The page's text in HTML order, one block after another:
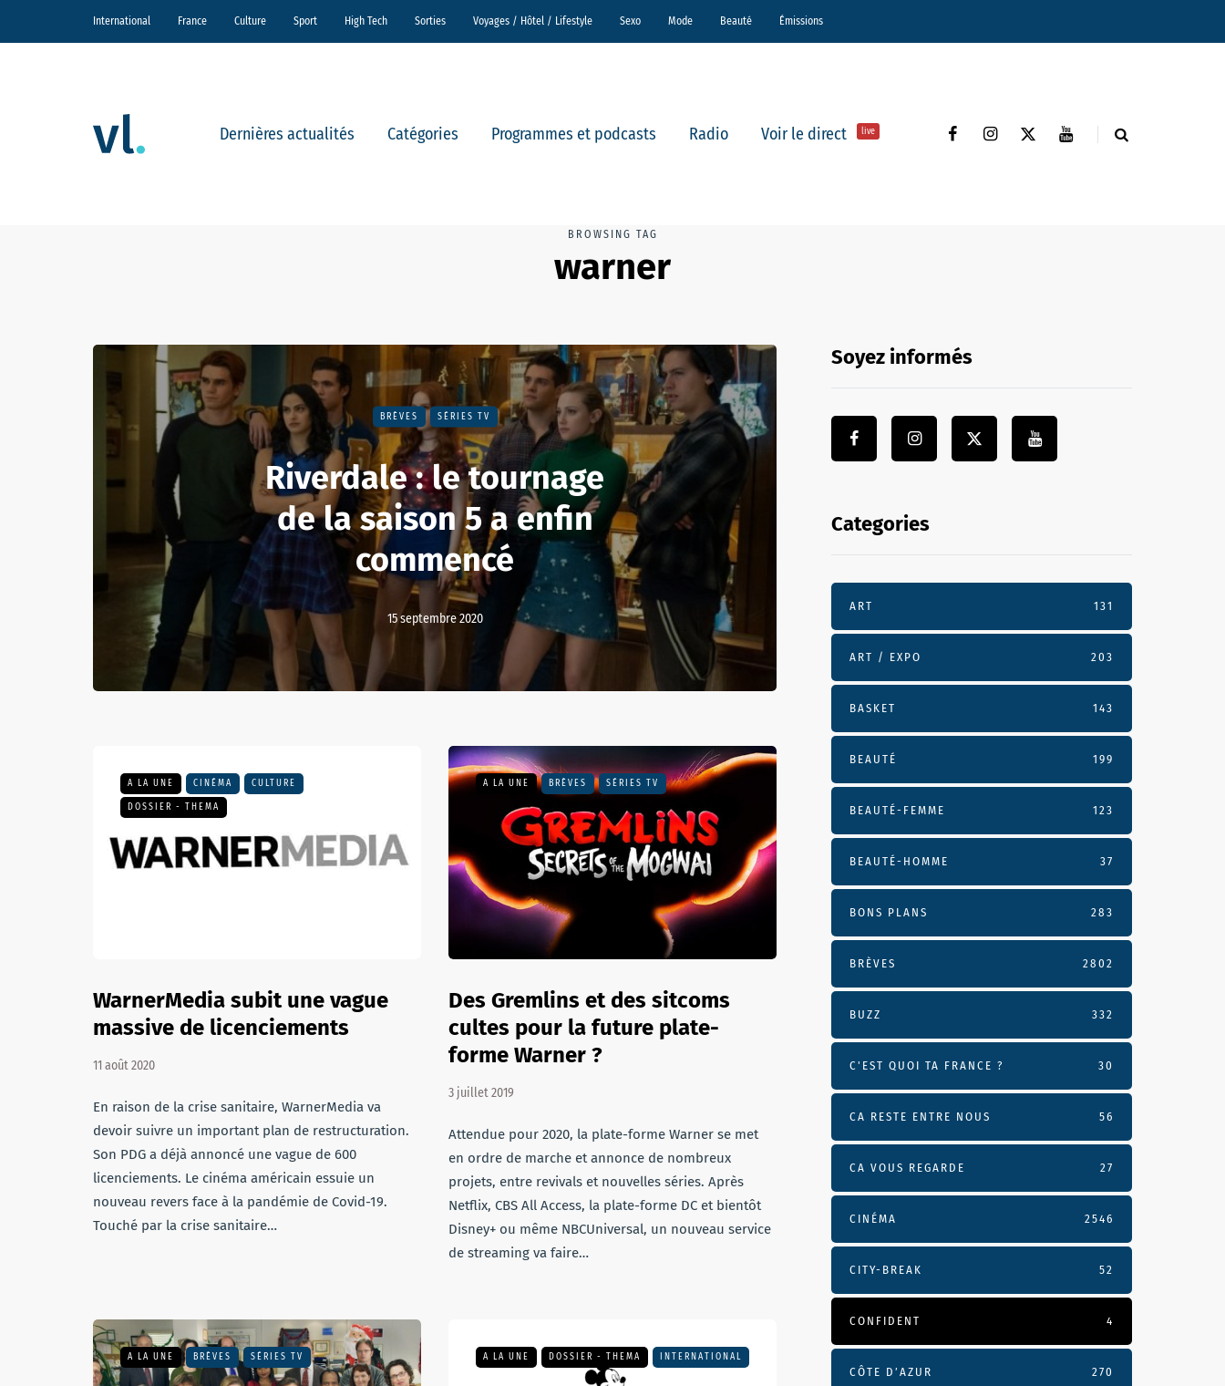
International France Culture Sport High Tech Sorties Voyages / Hôtel / Lifestyle Sexo Mode Beauté Émissions
Dernières actualités Catégories Programmes et podcasts Radio Voir le direct live
BROWSING TAG
warner
BRÈVES SÉRIES TV
Riverdale : le tournage
de la saison 5 a enfin
commencé
15 septembre 2020
A LA UNE CINÉMA CULTURE
DOSSIER - THEMA
WarnerMedia subit une vague
massive de licenciements
11 août 2020
En raison de la crise sanitaire, WarnerMedia va
devoir suivre un important plan de restructuration.
Son PDG a déjà annoncé une vague de 600
licenciements. Le cinéma américain essuie un
nouveau revers face à la pandémie de Covid-19.
Touché par la crise sanitaire…
A LA UNE BRÈVES SÉRIES TV
Des Gremlins et des sitcoms
cultes pour la future plate-
forme Warner ?
3 juillet 2019
Attendue pour 2020, la plate-forme Warner se met
en ordre de marche et annonce de nombreux
projets, entre revivals et nouvelles séries. Après
Netflix, CBS All Access, la plate-forme DC et bientôt
Disney+ ou même NBCUniversal, un nouveau service
de streaming va faire…
A LA UNE BRÈVES SÉRIES TV A LA UNE DOSSIER - THEMA INTERNATIONAL
Soyez informés
Categories
ART 131
ART / EXPO 203
BASKET 143
BEAUTÉ 199
BEAUTÉ-FEMME 123
BEAUTÉ-HOMME 37
BONS PLANS 283
BRÈVES 2802
BUZZ 332
C'EST QUOI TA FRANCE ? 30
CA RESTE ENTRE NOUS 56
CA VOUS REGARDE 27
CINÉMA 2546
CITY-BREAK 52
CONFIDENT 4
CÔTE D’AZUR 270